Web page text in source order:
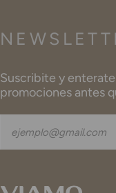
Suscribite y
promociones antes